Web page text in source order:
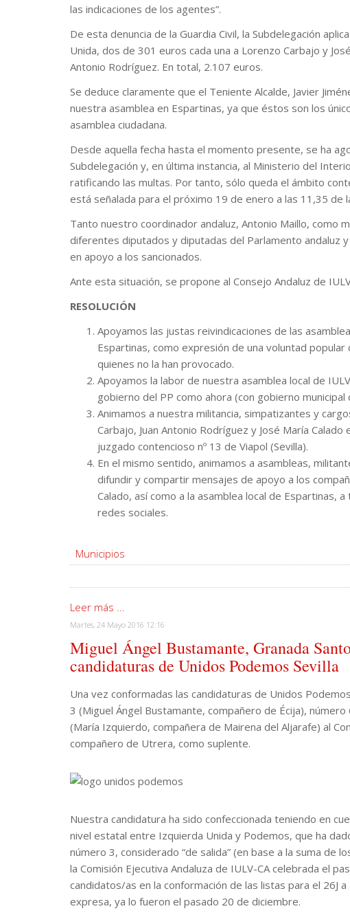
las indicaciones de los agentes”.
De esta denuncia de la Guardia Civil, la Subdelegación
Unida, dos de 301 euros cada una a Lorenzo Carbajo y
Antonio Rodríguez. En total, 2.107 euros.
Se deduce claramente que el Teniente Alcalde, Javier
nuestra asamblea en Espartinas, ya que éstos son los
asamblea ciudadana.
Desde aquella fecha hasta el momento presente, se ha
Subdelegación y, en última instancia, al Ministerio del
ratificando las multas. Por tanto, sólo queda el ámbito
está señalada para el próximo 19 de enero a las 11,35 de
Tanto nuestro coordinador andaluz, Antonio Maillo, como
diferentes diputados y diputadas del Parlamento andaluz
en apoyo a los sancionados.
Ante esta situación, se propone al Consejo Andaluz de
RESOLUCIÓN
Apoyamos las justas reivindicaciones de las
Espartinas, como expresión de una voluntad
quienes no la han provocado.
Apoyamos la labor de nuestra asamblea local de
gobierno del PP como ahora (con gobierno municipal
Animamos a nuestra militancia, simpatizantes y
Carbajo, Juan Antonio Rodríguez y José María
juzgado contencioso nº 13 de Viapol (Sevilla).
En el mismo sentido, animamos a asambleas,
difundir y compartir mensajes de apoyo a los
Calado, así como a la asamblea local de Espartinas,
redes sociales.
Municipios
Leer más ...
Martes, 24 Mayo 2016 12:16
Miguel Ángel Bustamante, Granada
candidaturas de Unidos Podemos Sevilla
Una vez conformadas las candidaturas de Unidos
3 (Miguel Ángel Bustamante, compañero de Écija),
(María Izquierdo, compañera de Mairena del Aljarafe) al
compañero de Utrera, como suplente.
Nuestra candidatura ha sido confeccionada teniendo en
nivel estatal entre Izquierda Unida y Podemos, que ha
número 3, considerado “de salida” (en base a la suma de
la Comisión Ejecutiva Andaluza de IULV-CA celebrada el
candidatos/as en la conformación de las listas para el 26J
expresa, ya lo fueron el pasado 20 de diciembre.